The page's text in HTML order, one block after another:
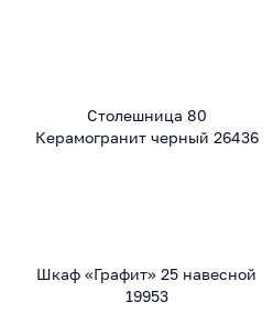
Столешница 80
Керамогранит черный 26436
Шкаф «Графит» 25 навесной
19953